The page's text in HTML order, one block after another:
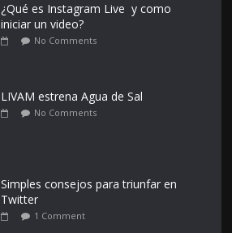
¿Qué es Instagram Live y como
iniciar un video?
No Comments
LIVAM estrena Agua de Sal
No Comments
Simples consejos para triunfar en
Twitter
1 Comment